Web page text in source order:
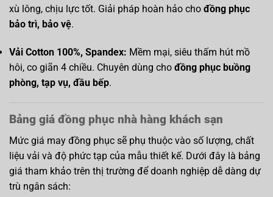
xù lông, chịu lực tốt. Giải pháp hoàn hảo cho đồng phục
bảo trì, bảo vệ.
Vải Cotton 100%, Spandex: Mềm mại, siêu thấm hút mồ
hôi, co giãn 4 chiều. Chuyên dùng cho đồng phục buồng
phòng, tạp vụ, đầu bếp.
Bảng giá đồng phục nhà hàng khách sạn
Mức giá may đồng phục sẽ phụ thuộc vào số lượng, chất
liệu vải và độ phức tạp của mẫu thiết kế. Dưới đây là bảng
giá tham khảo trên thị trường để doanh nghiệp dễ dàng dự
trù ngân sách: